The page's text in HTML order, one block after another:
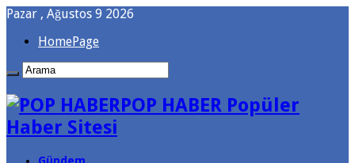
Pazar , Ağustos 9 2026
HomePage
POP HABER Popüler
Haber Sitesi